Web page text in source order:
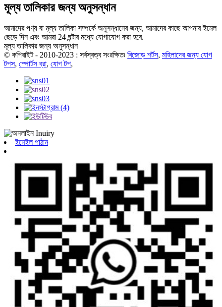
মূল্য তালিকার জন্য অনুসন্ধান
আমাদের পণ্য বা মূল্য তালিকা সম্পর্কে অনুসন্ধানের জন্য, আমাদের কাছে আপনার ইমেল
ছেড়ে দিন এবং আমরা 24 ঘন্টার মধ্যে যোগাযোগ করা হবে.
মূল্য তালিকার জন্য অনুসন্ধান
© কপিরাইট - 2010-2023 : সর্বস্বত্ব সংরক্ষিত৷ বিজোড় শর্টস, মহিলাদের জন্য যোগ
টপস, স্পোর্টস ব্রা, যোগ টপ,
ইমেইল পাঠান